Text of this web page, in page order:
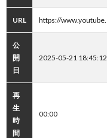
URL https://
公
開
日
2025-05-21 18:45:12
再
生
時
間
00:00